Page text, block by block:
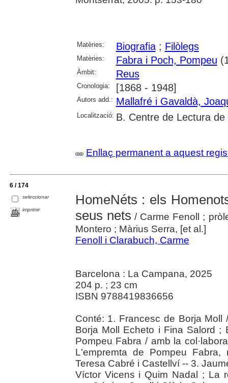
Matèries: Biografia; Filòlegs
Matèries: Fabra i Poch, Pompeu
Àmbit: Reus
Cronologia: [1868 - 1948]
Autors add.: Mallafré i Gavaldà,
Localització: B. Centre de Lectura de
Enllaç permanent a aquest
6 / 174
seleccionar
imprimir
HomeNéts : els
seus nets / Carme Fenoll ;
Montero ; Màrius Serra, [et al.]
Fenoll i Clarabuch, Carme
Barcelona : La Campana, 2025
204 p. ; 23 cm
ISBN 9788419836656
Conté: 1. Francesc de Borja Moll
Borja Moll Echeto i Fina Salord
Pompeu Fabra / amb la
L'empremta de Pompeu
Teresa Cabré i Castellví -- 3.
Víctor Vicens i Quim Nadal ; La